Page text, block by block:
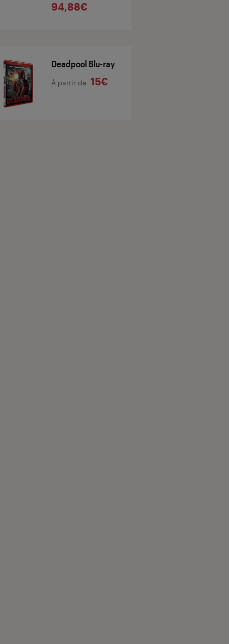
94,88€
Deadpool Blu-ray
À partir de 15€